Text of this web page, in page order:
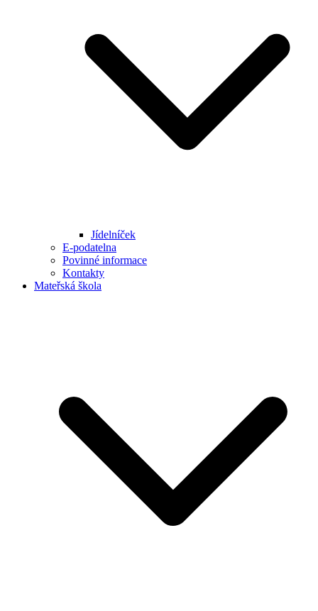
Jídelníček
E-podatelna
Povinné informace
Kontakty
Mateřská škola